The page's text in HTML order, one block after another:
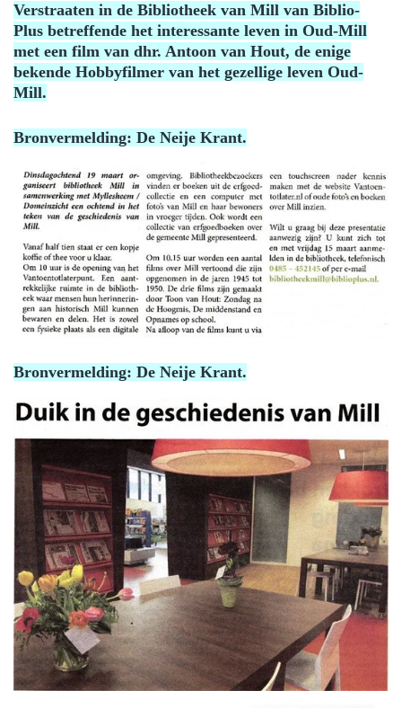
Verstraaten in de Bibliotheek van Mill van Biblio-
Plus betreffende het interessante leven in Oud-Mill
met een film van dhr. Antoon van Hout, de enige
bekende Hobbyfilmer van het gezellige leven Oud-
Mill.
Bronvermelding: De Neije Krant.
Bronvermelding: De Neije Krant.